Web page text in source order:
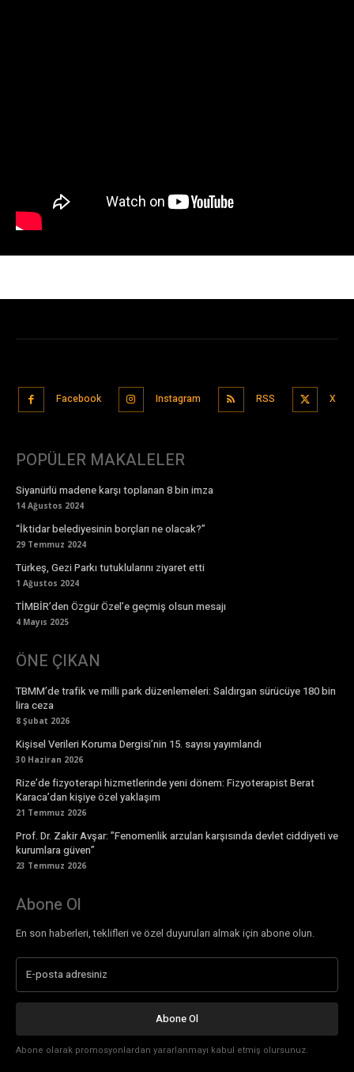
Facebook Instagram RSS X
POPÜLER MAKALELER
Siyanürlü madene karşı toplanan 8 bin imza
14 Ağustos 2024
“İktidar belediyesinin borçları ne olacak?”
29 Temmuz 2024
Türkeş, Gezi Parkı tutuklularını ziyaret etti
1 Ağustos 2024
TİMBİR’den Özgür Özel’e geçmiş olsun mesajı
4 Mayıs 2025
ÖNE ÇIKAN
TBMM’de trafik ve milli park düzenlemeleri: Saldırgan sürücüye 180 bin
lira ceza
8 Şubat 2026
Kişisel Verileri Koruma Dergisi’nin 15. sayısı yayımlandı
30 Haziran 2026
Rize’de fizyoterapi hizmetlerinde yeni dönem: Fizyoterapist Berat
Karaca’dan kişiye özel yaklaşım
21 Temmuz 2026
Prof. Dr. Zakir Avşar: ”Fenomenlik arzuları karşısında devlet ciddiyeti ve
kurumlara güven”
23 Temmuz 2026
Abone Ol
En son haberleri, teklifleri ve özel duyuruları almak için abone olun.
Abone Ol
Abone olarak promosyonlardan yararlanmayı kabul etmiş olursunuz.